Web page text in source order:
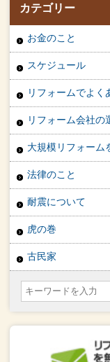
カテゴリー
お金のこと
スケジュール
リフォームでよく
リフォーム会社の
大規模リフォーム
法律のこと
耐震について
虎の巻
古民家